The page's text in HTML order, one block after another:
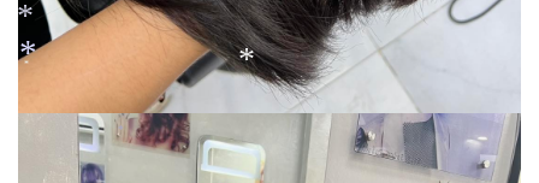
*